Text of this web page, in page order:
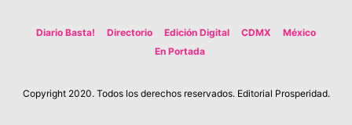
Diario Basta! Directorio Edición Digital CDMX
México
En Portada
Copyright 2020. Todos los derechos reservados. Editorial Prosperidad.